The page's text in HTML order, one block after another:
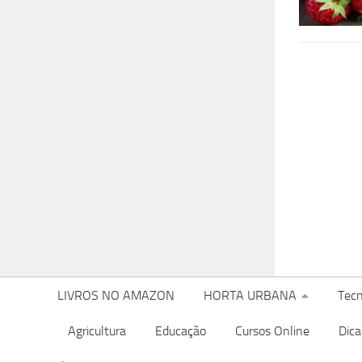
LIVROS NO AMAZON HORTA URBANA
Agricultura Educação Cursos Online